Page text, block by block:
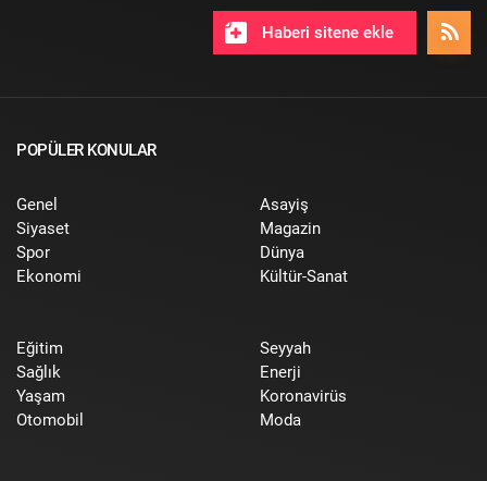
Haberi sitene ekle
POPÜLER KONULAR
Genel
Siyaset
Spor
Ekonomi
Asayiş
Magazin
Dünya
Kültür-Sanat
Eğitim
Sağlık
Yaşam
Otomobil
Seyyah
Enerji
Koronavirüs
Moda